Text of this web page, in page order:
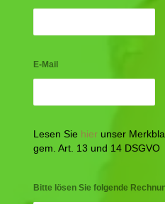
E-Mail
Lesen Sie hier unser
gem. Art. 13 und 14 DSGVO
Bitte lösen Sie folgende